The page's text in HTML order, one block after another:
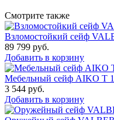
Смотрите также
Взломостойкий сейф
89 799 руб.
Добавить в корзину
Мебельный сейф AIKO Т
3 544 руб.
Добавить в корзину